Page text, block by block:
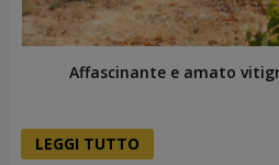
Affascinante e amato
LEGGI TUTTO